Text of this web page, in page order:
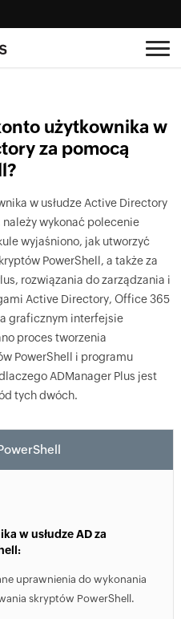
użytkownika w
za pomocą
w usłudze Active Directory
wykonać polecenie
wyjaśniono, jak utworzyć
PowerShell, a także za
rozwiązania do zarządzania i
Active Directory, Office 365
graficznym interfejsie
proces tworzenia
PowerShell i programu
ADManager Plus jest
tych dwóch.
w usłudze AD za
uprawnienia do wykonania
skryptów PowerShell.